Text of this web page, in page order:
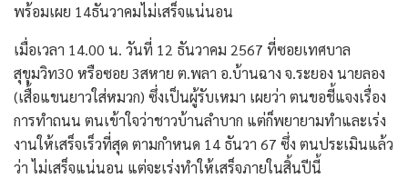
พร้อมเผย 14ธันวาคมไม่เสร็จแน่นอน
เมื่อเวลา 14.00 น. วันที่ 12 ธันวาคม 2567 ที่ซอยเทศบาล
สุขุมวิท30 หรือซอย 3สหาย ต.พลา อ.บ้านฉาง จ.ระยอง นายลอง
(เสื้อแขนยาวใส่หมวก) ซึ่งเป็นผู้รับเหมา เผยว่า ตนขอชี้แจงเรื่อง
การทำถนน ตนเข้าใจว่าชาวบ้านลำบาก แต่ก็พยายามทำและเร่ง
งานให้เสร็จเร็วที่สุด ตามกำหนด 14 ธันวา 67 ซึ่ง ตนประเมินแล้ว
ว่า ไม่เสร็จแน่นอน แต่จะเร่งทำให้เสร็จภายในสิ้นปีนี้